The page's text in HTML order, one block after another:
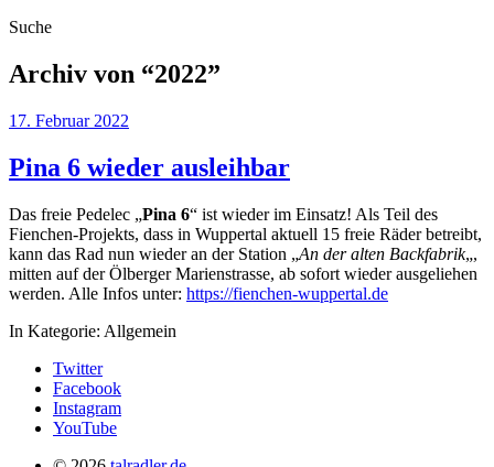
Suche
Archiv von “2022”
17. Februar 2022
Pina 6 wieder ausleihbar
Das freie Pedelec „Pina 6“ ist wieder im Einsatz! Als Teil des
Fienchen-Projekts, dass in Wuppertal aktuell 15 freie Räder betreibt,
kann das Rad nun wieder an der Station „An der alten Backfabrik„,
mitten auf der Ölberger Marienstrasse, ab sofort wieder ausgeliehen
werden. Alle Infos unter: https://fienchen-wuppertal.de
In Kategorie: Allgemein
Twitter
Facebook
Instagram
YouTube